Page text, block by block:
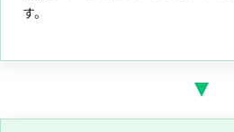
す。